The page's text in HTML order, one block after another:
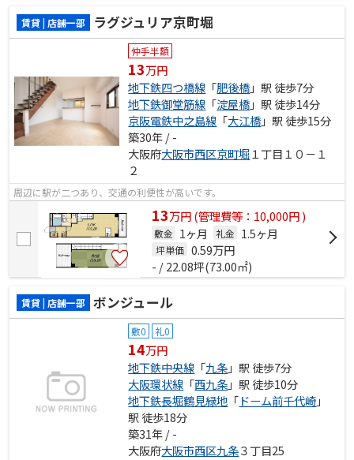
賃貸 | 店舗一部 ラグジュリア京町堀
仲手半額
13万円
地下鉄四つ橋線 「肥後橋」駅 徒歩7分
地下鉄御堂筋線 「淀屋橋」駅 徒歩14分
京阪電鉄中之島線 「大江橋」駅 徒歩15分
築30年 / -
大阪府大阪市西区京町堀１丁目１０－１
２
周辺に駅が二つあり、交通の利便性が高いです。
13万円(管理費等：10,000円 )
敷金 1ヶ月 礼金 1.5ヶ月
坪単価 0.59万円
- / 22.08坪(73.00㎡)
賃貸 | 店舗一部 ボンジュール
敷0 礼0
14万円
地下鉄中央線 「九条」駅 徒歩7分
大阪環状線 「西九条」駅 徒歩10分
地下鉄長堀鶴見緑地 「ドーム前千代崎」
駅 徒歩18分
築31年 / -
大阪府大阪市西区九条３丁目25